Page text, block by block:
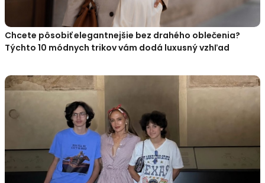
Chcete pôsobiť elegantnejšie bez drahého oblečenia?
Týchto 10 módnych trikov vám dodá luxusný vzhľad